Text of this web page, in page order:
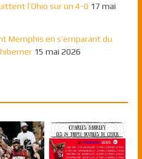
l’Ohio sur un 4-0 17 mai
Memphis en s’emparant du
15 mai 2026